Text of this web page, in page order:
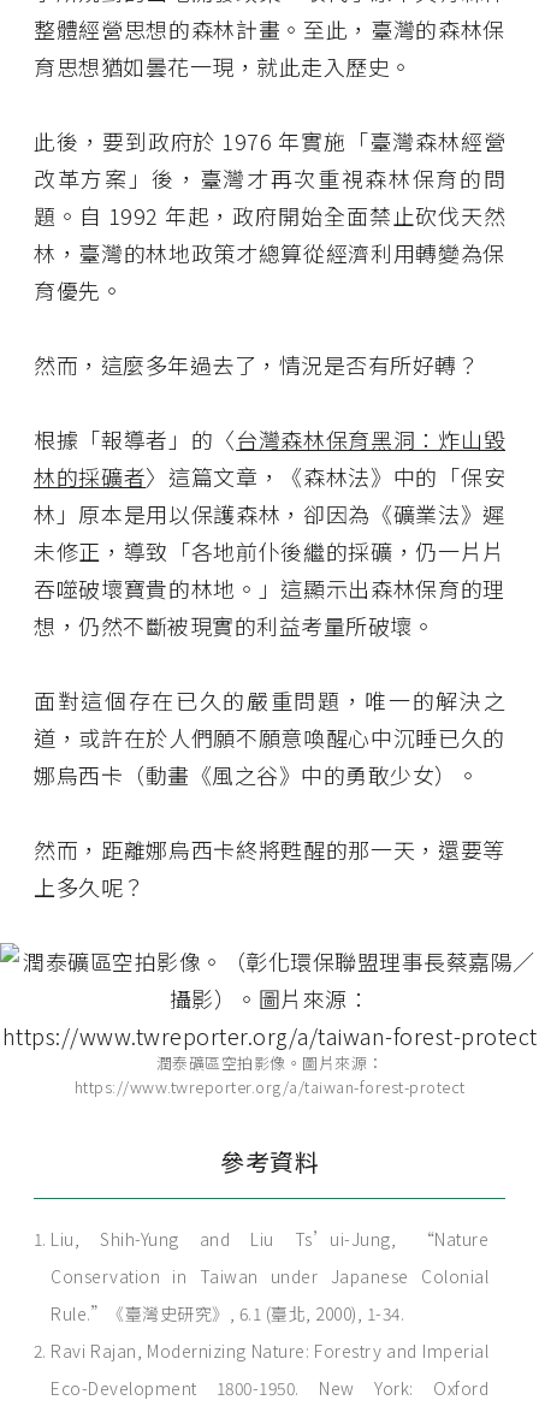
整體經營思想的森林計畫。至此，臺灣的森林保
育思想猶如曇花一現，就此走入歷史。
此後，要到政府於 1976 年實施「臺灣森林經營
改革方案」後，臺灣才再次重視森林保育的問
題。自 1992 年起，政府開始全面禁止砍伐天然
林，臺灣的林地政策才總算從經濟利用轉變為保
育優先。
然而，這麼多年過去了，情況是否有所好轉？
根據「報導者」的〈台灣森林保育黑洞：炸山毀
林的採礦者〉這篇文章，《森林法》中的「保安
林」原本是用以保護森林，卻因為《礦業法》遲
未修正，導致「各地前仆後繼的採礦，仍一片片
吞噬破壞寶貴的林地。」這顯示出森林保育的理
想，仍然不斷被現實的利益考量所破壞。
面對這個存在已久的嚴重問題，唯一的解決之
道，或許在於人們願不願意喚醒心中沉睡已久的
娜烏西卡（動畫《風之谷》中的勇敢少女）。
然而，距離娜烏西卡終將甦醒的那一天，還要等
上多久呢？
潤泰礦區空拍影像。圖片來源：
https://www.twreporter.org/a/taiwan-forest-protect
參考資料
Liu, Shih-Yung and Liu Ts’ui-Jung, “Nature
Conservation in Taiwan under Japanese Colonial
Rule.”《臺灣史研究》, 6.1 (臺北, 2000), 1-34.
Ravi Rajan, Modernizing Nature: Forestry and Imperial
Eco-Development 1800-1950. New York: Oxford